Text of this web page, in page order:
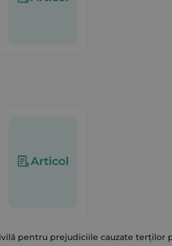
pentru prejudiciile cauzate terților